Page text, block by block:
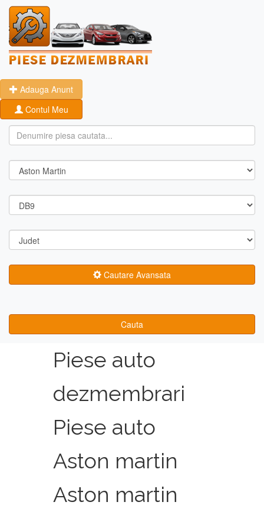
Adauga Anunt
Contul Meu
Cautare Avansata
Cauta
Piese auto
dezmembrari
Piese auto
Aston martin
Aston martin